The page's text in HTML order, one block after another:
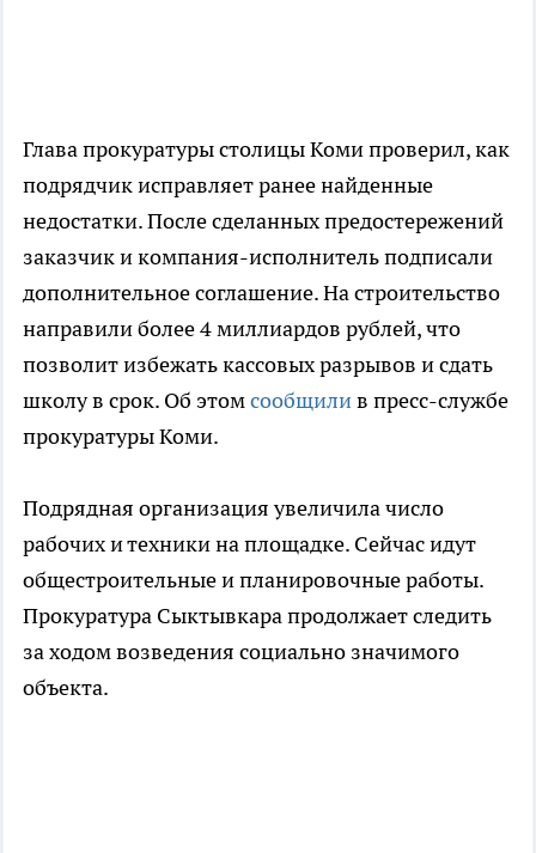
Глава прокуратуры столицы Коми проверил, как
подрядчик исправляет ранее найденные
недостатки. После сделанных предостережений
заказчик и компания-исполнитель подписали
дополнительное соглашение. На строительство
направили более 4 миллиардов рублей, что
позволит избежать кассовых разрывов и сдать
школу в срок. Об этомсообщилив пресс-службе
прокуратуры Коми.
Подрядная организация увеличила число
рабочих и техники на площадке. Сейчас идут
общестроительные и планировочные работы.
Прокуратура Сыктывкара продолжает следить
за ходом возведения социально значимого
объекта.